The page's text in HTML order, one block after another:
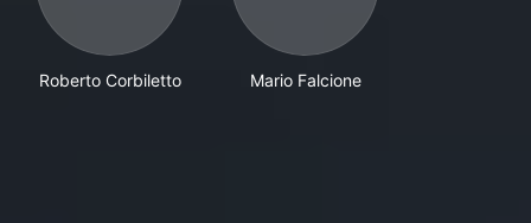
Roberto Corbiletto Mario Falcione